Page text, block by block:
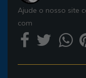
Ajude o nosso site
com